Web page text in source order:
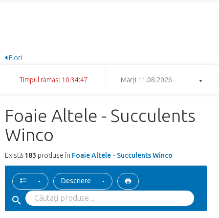
Flori
Timpul ramas: 10:34:46 Marți 11.08.2026
Foaie Altele - Succulents
Winco
Există 183 produse în Foaie Altele - Succulents Winco
Descriere